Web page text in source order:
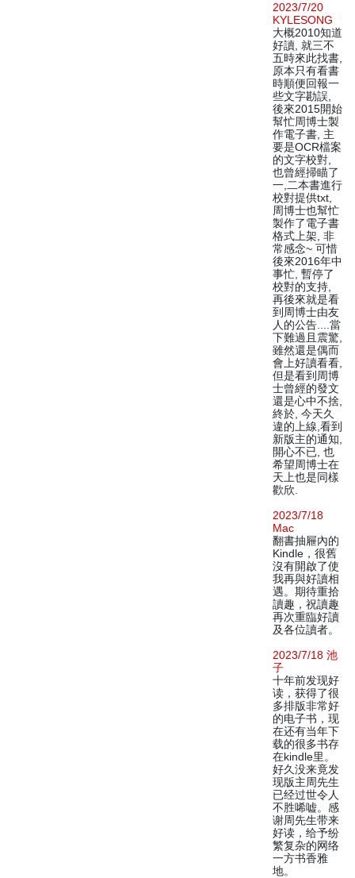
2023/7/20
KYLESONG
大概2010知道
好讀, 就三不
五時來此找書,
原本只有看書
時順便回報一
些文字勘誤,
後來2015開始
幫忙周博士製
作電子書, 主
要是OCR檔案
的文字校對,
也曾經掃瞄了
一,二本書進行
校對提供txt,
周博士也幫忙
製作了電子書
格式上架, 非
常感念~ 可惜
後來2016年中
事忙, 暫停了
校對的支持,
再後來就是看
到周博士由友
人的公告....當
下難過且震驚,
雖然還是偶而
會上好讀看看,
但是看到周博
士曾經的發文
還是心中不捨,
終於, 今天久
違的上線,看到
新版主的通知,
開心不已, 也
希望周博士在
天上也是同樣
歡欣.
2023/7/18
Mac
翻書抽屜內的
Kindle，很舊
沒有開啟了使
我再與好讀相
遇。期待重拾
讀趣，祝讀趣
再次重臨好讀
及各位讀者。
2023/7/18 池
子
十年前发现好
读，获得了很
多排版非常好
的电子书，现
在还有当年下
载的很多书存
在kindle里。
好久没来竟发
现版主周先生
已经过世令人
不胜唏嘘。感
谢周先生带来
好读，给予纷
繁复杂的网络
一方书香雅
地。